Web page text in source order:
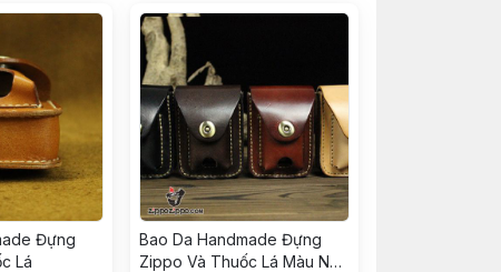
Đựng
Lá
Bao Da Handmade Đựng
Zippo Và Thuốc Lá Màu Nâu